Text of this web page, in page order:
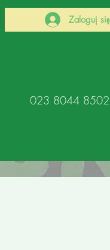
Zaloguj się
023 8044 8502